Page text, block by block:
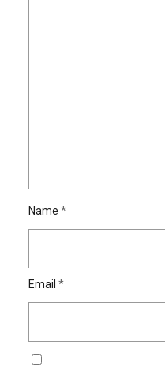
Name *
Email *